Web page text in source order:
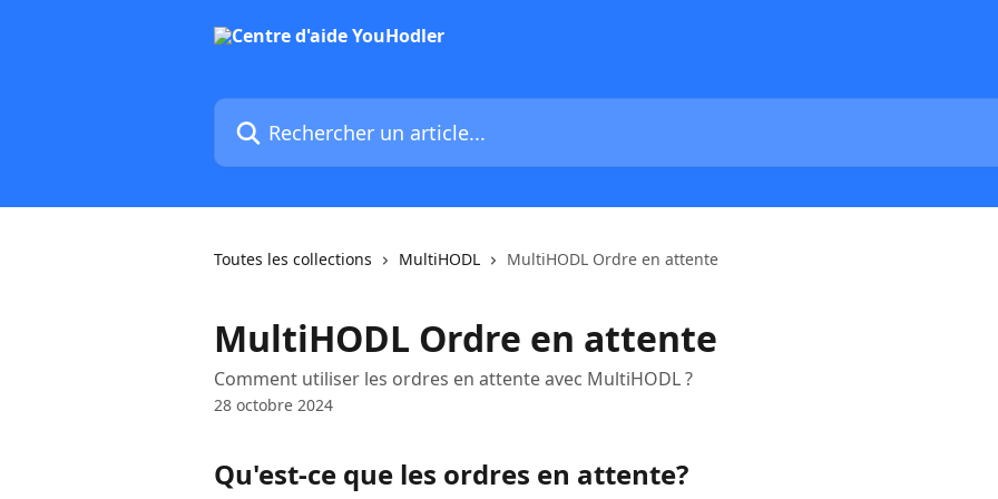
Rechercher un article...
Toutes les collections MultiHODL MultiHODL Ordre en attente
MultiHODL Ordre en attente
Comment utiliser les ordres en attente avec MultiHODL ?
28 octobre 2024
Qu'est-ce que les ordres en attente?